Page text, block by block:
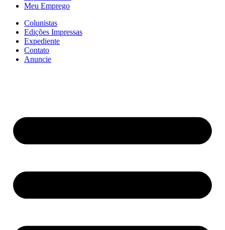
Meu Emprego
Colunistas
Edições Impressas
Expediente
Contato
Anuncie